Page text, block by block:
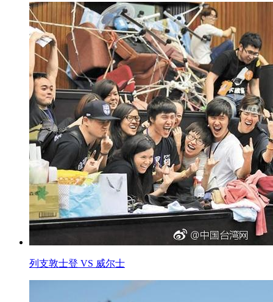
列支敦士登 VS 威尔士